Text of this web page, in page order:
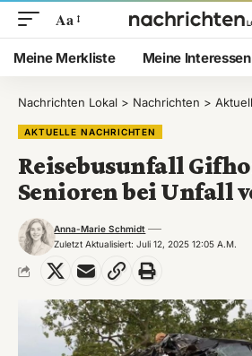
Aa
Meine Merkliste Meine Interessen
Nachrichten Lokal > Nachrichten >
AKTUELLE NACHRICHTEN
Reisebusunfall
Senioren bei Unfall
Zuletzt Aktualisiert: Juli 12, 2025 12:05 A.m.
Anna-Marie Schmidt